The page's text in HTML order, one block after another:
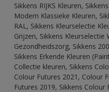
Sikkens RIJKS Kleuren,
Modern Klassieke Kleuren,
RAL, Sikkens Kleurselectie
Grijzen, Sikkens Kleurselectie
Gezondheidszorg, Sikkens
Sikkens Erkende Kleuren
Collectie kleuren, Sikkens
Colour Futures 2021, Colour
Futures 2019, Sikkens Colour